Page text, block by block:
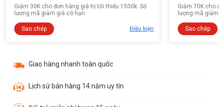
Giảm 30K cho đơn hàng giá trị tối thiểu 1500k. Số
lượng mã giảm giá có hạn.
Sao chép Điều kiện
Giảm 70K cho
lượng mã
Sao chép
Giao hàng nhanh toàn quốc
Lịch sử bán hàng 14 năm uy tín